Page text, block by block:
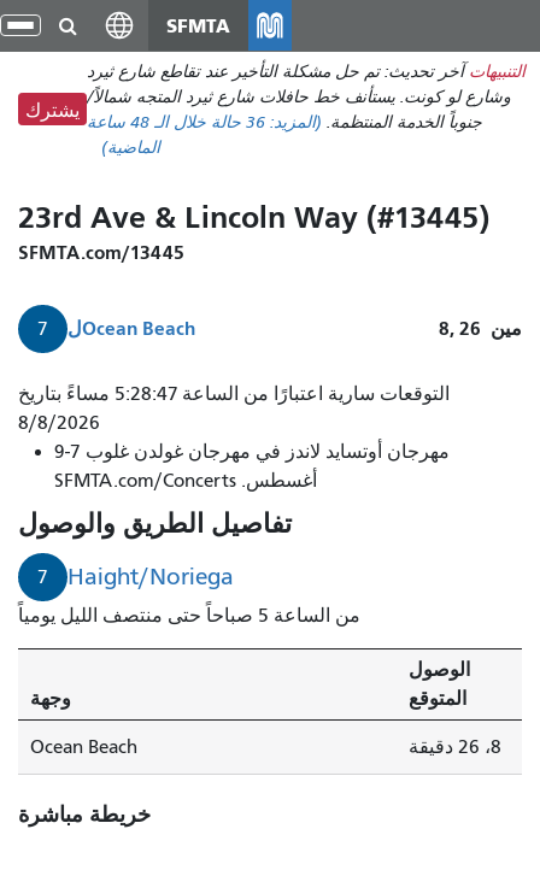
انتقل
إلى
المحتوى
الرئيسي
SFMTA
التنبيهات آخر تحديث: تم حل مشكلة التأخير عند تقاطع شارع ثيرد
وشارع لو كونت. يستأنف خط حافلات شارع ثيرد المتجه شمالاً/
جنوباً الخدمة المنتظمة. (المزيد: 36 حالة
خلال الـ 48 ساعة
الماضية)
يشترك
23rd Ave & Lincoln Way (#13445)
SFMTA.com/13445
7 لOcean Beach 8, 26 مين
التوقعات سارية اعتبارًا من الساعة 5:28:47 مساءً بتاريخ
8/8/2026
مهرجان أوتسايد لاندز في مهرجان غولدن غلوب 7-9
أغسطس. SFMTA.com/Concerts
تفاصيل الطريق والوصول
7 Haight/Noriega
من الساعة 5 صباحاً حتى منتصف الليل يومياً
وجهة
الوصول
المتوقع
Ocean Beach 8، 26 دقيقة
خريطة مباشرة